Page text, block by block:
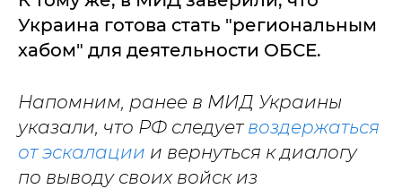
Украина готова стать "региональным
хабом" для деятельности ОБСЕ.
Напомним, ранее в МИД Украины
указали, что РФ следует воздержаться
от эскалации и вернуться к диалогу
по выводу своих войск из